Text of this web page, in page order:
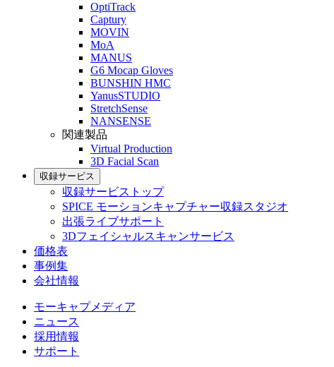
OptiTrack
Captury
MOVIN
MoA
MANUS
G6 Mocap Gloves
BUNSHIN HMC
YanusSTUDIO
StretchSense
NANSENSE
関連製品
Virtual Production
3D Facial Scan
収録サービス
収録サービストップ
SPICE モーションキャプチャー収録スタジオ
出張ライブサポート
3Dフェイシャルスキャンサービス
価格表
事例集
会社情報
モーキャプメディア
ニュース
採用情報
サポート